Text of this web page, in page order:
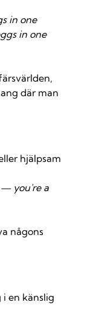
in one
in one
där man
hjälpsam
— you're a
någons
en känslig